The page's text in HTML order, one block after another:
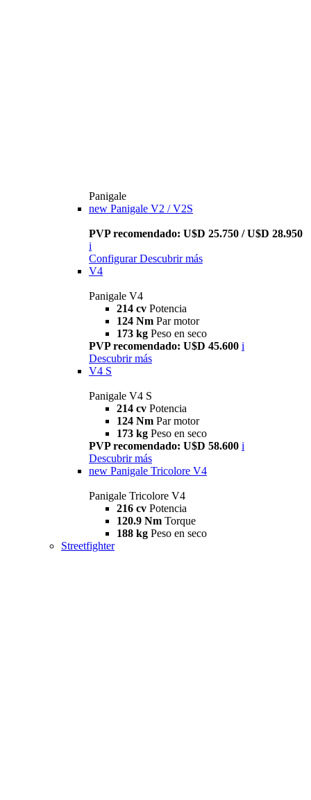
Panigale
new Panigale V2 / V2S
PVP recomendado: U$D 25.750 / U$D 28.950
i
Configurar Descubrir más
V4
Panigale V4
214 cv Potencia
124 Nm Par motor
173 kg Peso en seco
PVP recomendado: U$D 45.600 i
Descubrir más
V4 S
Panigale V4 S
214 cv Potencia
124 Nm Par motor
173 kg Peso en seco
PVP recomendado: U$D 58.600 i
Descubrir más
new Panigale Tricolore V4
Panigale Tricolore V4
216 cv Potencia
120.9 Nm Torque
188 kg Peso en seco
Streetfighter